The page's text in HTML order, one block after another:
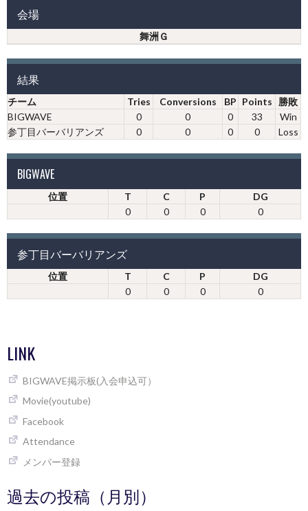
会場
舞洲Ｇ
結果
チーム Tries Conversions BP Points
勝敗
BIGWAVE
0 0 0 33
Win
参丁目バーバリアンズ
0 0 0 0 Loss
BIGWAVE
位置 T C P
DG
0
0 0 0
参丁目バーバリアンズ
位置 T C P
DG
0
0 0 0
LINK
BIGWAVE掲示板(入会申込可）
Movie(youtube)
Facebook
Attendance
メンバー登録
過去の投稿（月別）